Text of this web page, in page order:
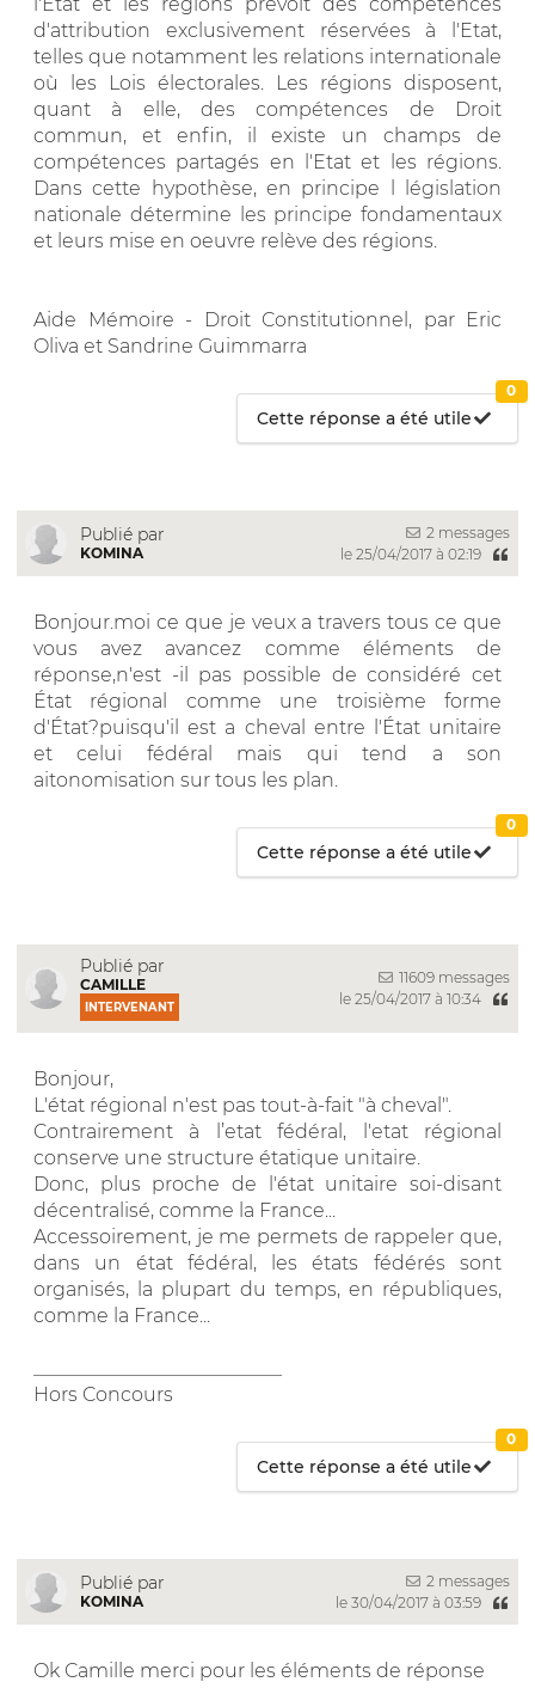
d'attribution exclusivement réservées à l'Etat,
telles que notamment les relations internationale
où les Lois électorales. Les régions disposent,
quant à elle, des compétences de Droit
commun, et enfin, il existe un champs de
compétences partagés en l'Etat et les régions.
Dans cette hypothèse, en principe l législation
nationale détermine les principe fondamentaux
et leurs mise en oeuvre relève des régions.
Aide Mémoire - Droit Constitutionnel, par Eric
Oliva et Sandrine Guimmarra
Cette réponse a été utile
0
Publié par
KOMINA
2 messages
le 25/04/2017 à 02:19
Bonjour.moi ce que je veux a travers tous ce que
vous avez avancez comme éléments de
réponse,n'est -il pas possible de considéré cet
État régional comme une troisième forme
d'État?puisqu'il est a cheval entre l'État unitaire
et celui fédéral mais qui tend a son
aitonomisation sur tous les plan.
Cette réponse a été utile
0
Publié par
CAMILLE
INTERVENANT
11609 messages
le 25/04/2017 à 10:34
Bonjour,
L'état régional n'est pas tout-à-fait "à cheval".
Contrairement à l’etat fédéral, l'etat régional
conserve une structure étatique unitaire.
Donc, plus proche de l'état unitaire soi-disant
décentralisé, comme la France...
Accessoirement, je me permets de rappeler que,
dans un état fédéral, les états fédérés sont
organisés, la plupart du temps, en républiques,
comme la France...
Hors Concours
Cette réponse a été utile
0
Publié par
KOMINA
2 messages
le 30/04/2017 à 03:59
Ok Camille merci pour les éléments de réponse